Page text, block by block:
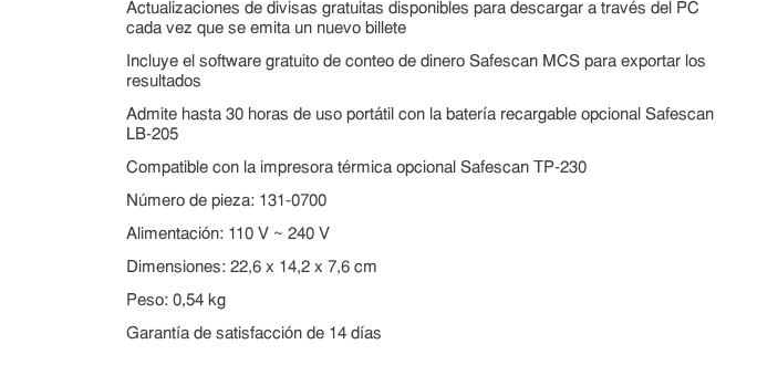
Actualizaciones de divisas gratuitas disponibles para descargar a través del PC
cada vez que se emita un nuevo billete
Incluye el software gratuito de conteo de dinero Safescan MCS para exportar los
resultados
Admite hasta 30 horas de uso portátil con la batería recargable opcional Safescan
LB-205
Compatible con la impresora térmica opcional Safescan TP-230
Número de pieza: 131-0700
Alimentación: 110 V ~ 240 V
Dimensiones: 22,6 x 14,2 x 7,6 cm
Peso: 0,54 kg
Garantía de satisfacción de 14 días